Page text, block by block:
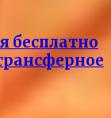
бесплатно